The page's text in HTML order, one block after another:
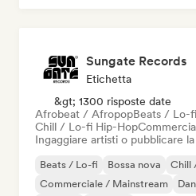
Sungate Records
Etichetta
&gt; 1300 risposte date
Afrobeat / AfropopBeats / Lo-fi
Chill / Lo-fi Hip-Hop
Ingaggiare artisti o pubblicare
Beats / Lo-fi Bossa nova
Chill
Commerciale / Mainstream